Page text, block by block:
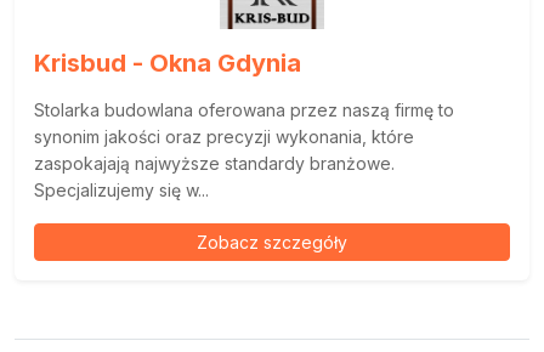
Krisbud - Okna Gdynia
Stolarka budowlana oferowana przez naszą firmę to
synonim jakości oraz precyzji wykonania, które
zaspokajają najwyższe standardy branżowe.
Specjalizujemy się w...
Zobacz szczegóły